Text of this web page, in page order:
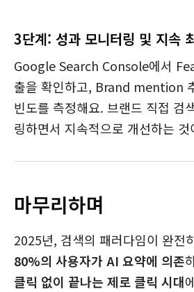
3단계: 성과 모니터링 및 지속
Google Search Console에서
출을 확인하고, Brand mention
빈도를 측정해요. 브랜드 직접 검
링하면서 지속적으로 개선하는
마무리하며
2025년, 검색의 패러다임이 완전
80%의 사용자가 AI 요약에 의존
클릭 없이 끝나는 제로 클릭 시대